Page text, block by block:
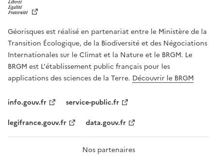
T
É
,
É
G
A
L
F
A
T
Géorisques est réalisé en partenariat entre le Ministère de la
Transition Écologique, de la Biodiversité et des Négociations
Internationales sur le Climat et la Nature et le BRGM. Le
BRGM est L'établissement public français pour les
applications des sciences de la Terre. Découvrir le BRGM
info.gouv.fr
service-public.fr
legifrance.gouv.fr
data.gouv.fr
Nos partenaires